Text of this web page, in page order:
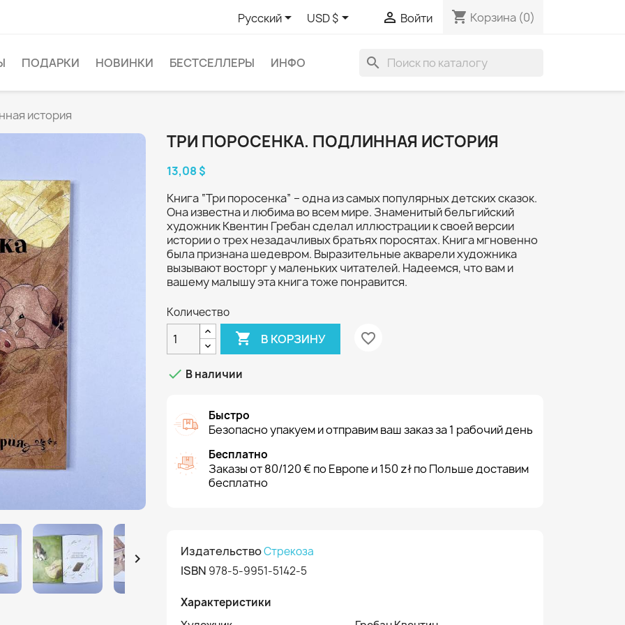
Русский USD $  Войти shopping_cart Корзина (0)
ПОДАРКИ НОВИНКИ БЕСТСЕЛЛЕРЫ ИНФО search
история

ТРИ ПОРОСЕНКА. ПОДЛИННАЯ ИСТОРИЯ
13,08 $
Книга “Три поросенка” – одна из самых популярных детских сказок.
Она известна и любима во всем мире. Знаменитый бельгийский
художник Квентин Гребан сделал иллюстрации к своей версии
истории о трех незадачливых братьях поросятах. Книга мгновенно
была признана шедевром. Выразительные акварели художника
вызывают восторг у маленьких читателей. Надеемся, что вам и
вашему малышу эта книга тоже понравится.
Количество
 В КОРЗИНУ favorite_border
 В наличии
Быстро
Безопасно упакуем и отправим ваш заказ за 1 рабочий день
Бесплатно
Заказы от 80/120 € по Европе и 150 zł по Польше доставим
бесплатно
ИздательствоСтрекоза
ISBN 978-5-9951-5142-5
Характеристики